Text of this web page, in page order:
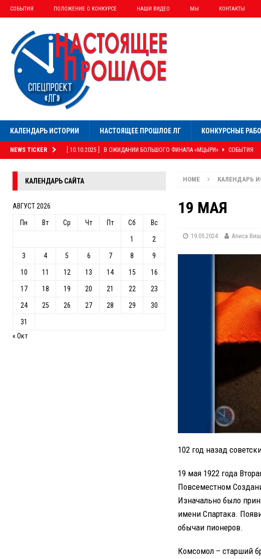
СОБЫТИЯ ПОЛОЖЕНИЕ О КОНКУРСЕ НАШИ ВИДЕО МЫ КОНТАКТЫ
КАЛЕНДАРЬ ИСТОРИИ НАСТОЯЩЕЕ ПРОШЛОЕ ЛГ КОНКУРСНЫЕ
NEWS TICKER [ 10.10.2025 ] В ОЖИДАНИИ БОЛЬШОГО ФИНАЛА «МЦЫРИ» СОБЫТИЯ
[ 22.07.2025 ]
ЕГО ПОДПИСЬ СТОИТ НА УСТАВЕ ООН КОЛУМНИСТ
[ 20.10.2025 ] ОБЪЯВЛЕНЫ ЛАУРЕАТЫ «МЦЫРИ — 2025»
HOME КАЛЕНДАРЬ
19 МАЯ
19.05.2024 Алиса
102 год назад
19 мая 1922 года
Повсеместном
Изначально было
имени Спартака.
обычаи пионеров.
Комсомол – старший
КАЛЕНДАРЬ САЙТА
АВГУСТ 2026
Пн Вт Ср Чт Пт Сб Вс
1 2
3 4 5 6 7 8 9
10 11 12 13 14 15 16
17 18 19 20 21 22 23
24 25 26 27 28 29 30
31
« Окт